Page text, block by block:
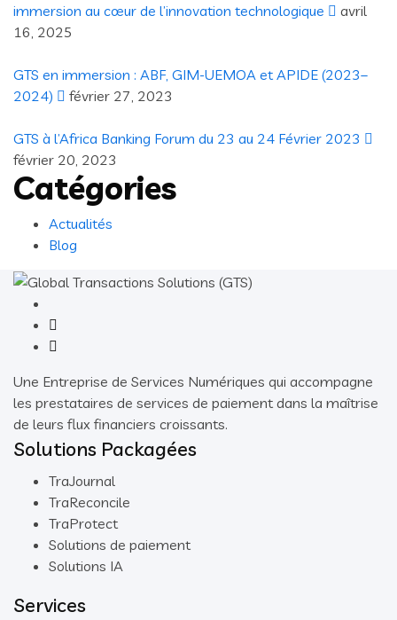
immersion au cœur de l’innovation technologique
avril
16, 2025
GTS en immersion : ABF, GIM-UEMOA et APIDE (2023–
2024)
février 27, 2023
GTS à l’Africa Banking Forum du 23 au 24 Février 2023
février 20, 2023
Catégories
Actualités
Blog
Une Entreprise de Services Numériques qui accompagne
les prestataires de services de paiement dans la maîtrise
de leurs flux financiers croissants.
Solutions Packagées
TraJournal
TraReconcile
TraProtect
Solutions de paiement
Solutions IA
Services